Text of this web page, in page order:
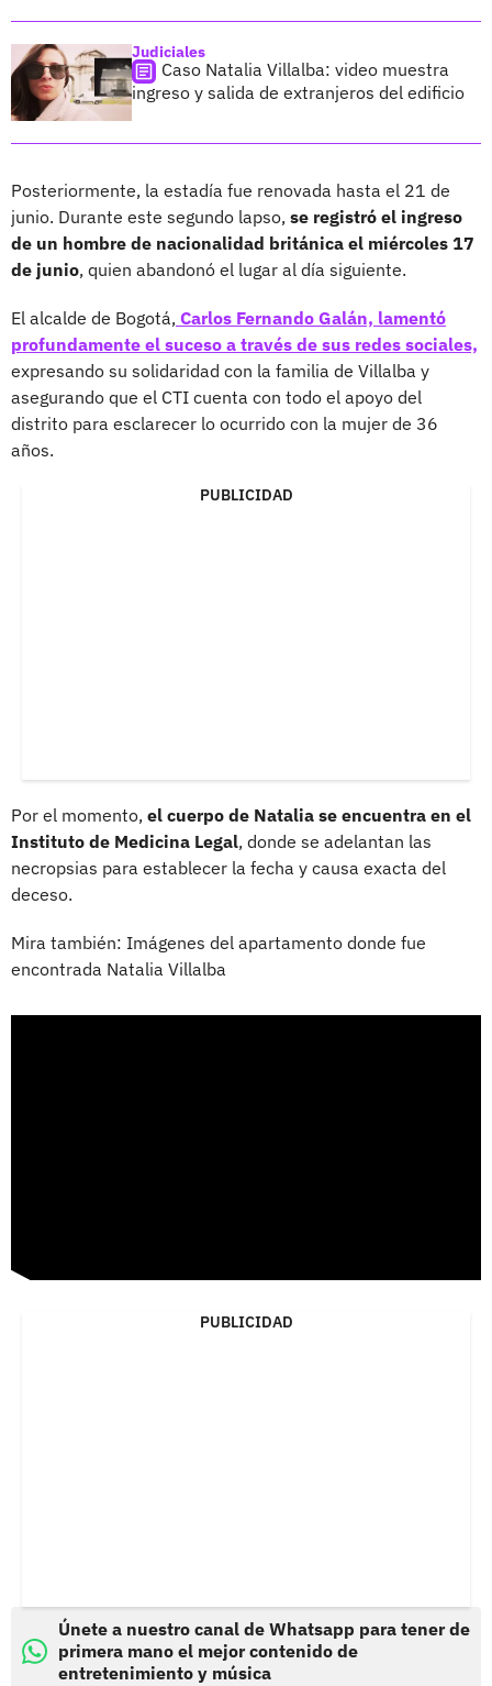
Judiciales
Caso Natalia Villalba: video muestra
ingreso y salida de extranjeros del edificio
Posteriormente, la estadía fue renovada hasta el 21 de
junio. Durante este segundo lapso, se registró el ingreso
de un hombre de nacionalidad británica el miércoles 17
de junio, quien abandonó el lugar al día siguiente.
El alcalde de Bogotá, Carlos Fernando Galán, lamentó
profundamente el suceso a través de sus redes sociales,
expresando su solidaridad con la familia de Villalba y
asegurando que el CTI cuenta con todo el apoyo del
distrito para esclarecer lo ocurrido con la mujer de 36
años.
PUBLICIDAD
Por el momento, el cuerpo de Natalia se encuentra en el
Instituto de Medicina Legal, donde se adelantan las
necropsias para establecer la fecha y causa exacta del
deceso.
Mira también: Imágenes del apartamento donde fue
encontrada Natalia Villalba
PUBLICIDAD
Únete a nuestro canal de Whatsapp para tener de
primera mano el mejor contenido de
entretenimiento y música